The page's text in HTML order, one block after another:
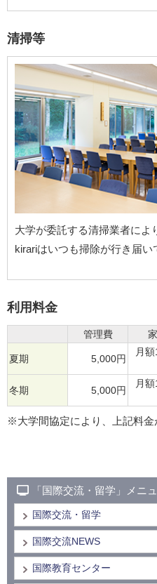
清掃等
大学が委託する清掃業者によ
kirariはいつも掃除が行き届い
利用料金
管理費
夏期 5,000円
月
冬期 5,000円
月
※大学間協定により、上記料金
「国際交流・留学」メニ
国際交流・留学
国際交流NEWS
国際教育センター